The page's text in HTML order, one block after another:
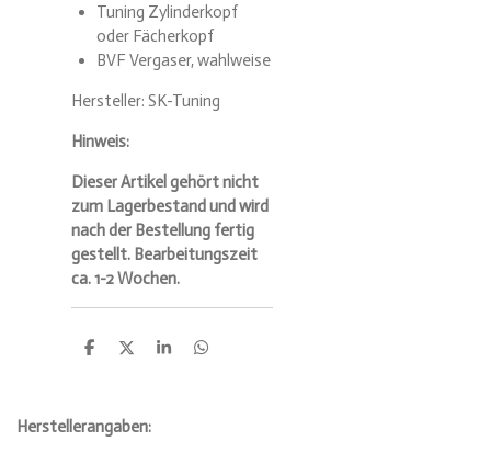
Tuning Zylinderkopf
oder Fächerkopf
BVF Vergaser, wahlweise
Hersteller: SK-Tuning
Hinweis:
Dieser Artikel gehört nicht
zum Lagerbestand und wird
nach der Bestellung fertig
gestellt. Bearbeitungszeit
ca. 1-2 Wochen.
T
e
n
T
e
n
T
T
Herstellerangaben: